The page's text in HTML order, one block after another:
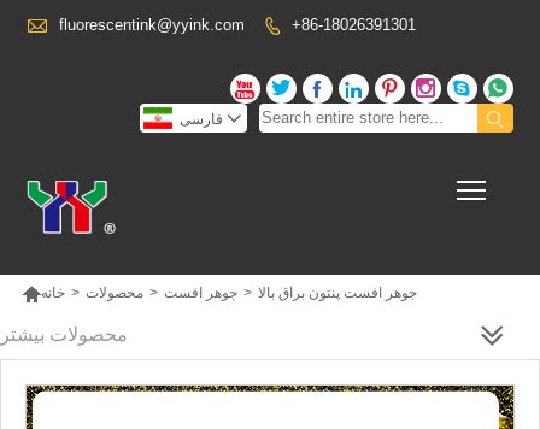
 fluorescentink@yyink.com  +86-18026391301
      


فارسی 
خانه > محصولات > جوهر افست > جوهر افست پنتون براق بالا
محصولات بیشتر